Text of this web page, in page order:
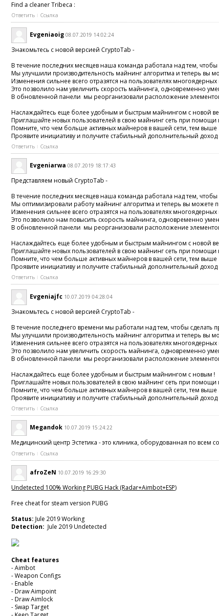
Find a cleaner Tribeca :
Ответить Ссылка
Evgeniaoig 08.07.2019 14:02:24
Знакомьтесь с новой версией CryptoTab -
В течение последних месяцев наша команда работала над тем,
Мы улучшили производительность майнинг алгоритма и теперь вы
Изменения сильнее всего отразятся на пользователях
Это позволило нам увеличить скорость майнинга, одновременно
В обновленной панели мы реорганизовали расположение
Наслаждайтесь еще более удобным и быстрым майнингом с новой
Приглашайте новых пользователей в свою майнинг сеть при
Помните, что чем больше активных майнеров в вашей сети, тем выше
Проявите инициативу и получите стабильный дополнительный
Ответить Ссылка
Evgeniarwa 08.07.2019 18:17:43
Представляем новый CryptoTab -
В течение последних месяцев наша команда работала над тем,
Мы оптимизировали работу майнинг алгоритма и теперь вы можете
Изменения сильнее всего отразятся на пользователях
Это позволило нам повысить скорость майнинга, одновременно
В обновленной панели мы реорганизовали расположение
Наслаждайтесь еще более удобным и быстрым майнингом с новой
Приглашайте новых пользователей в свою майнинг сеть при
Помните, что чем больше активных майнеров в вашей сети, тем выше
Проявите инициативу и получите стабильный дополнительный
Ответить Ссылка
Evgeniajfc 10.07.2019 04:28:04
Знакомьтесь с новой версией CryptoTab -
В течение последнего времени мы работали над тем, чтобы
Мы улучшили производительность майнинг алгоритма и теперь вы
Изменения сильнее всего отразятся на пользователях
Это позволило нам увеличить скорость майнинга, одновременно
В обновленной панели мы реорганизовали расположение
Наслаждайтесь еще более удобным и быстрым майнингом с новым !
Приглашайте новых пользователей в свою майнинг сеть при
Помните, что чем больше активных майнеров в вашей сети, тем выше
Проявите инициативу и получите стабильный дополнительный
Ответить Ссылка
Megandok 10.07.2019 15:24:22
Медицинский центр Эстетика - это клиника, оборудованная по
Ответить Ссылка
afroZeN 10.07.2019 16:29:30
Undetected 100% Working PUBG Hack (Radar+Aimbot+ESP)
Free cheat for steam version PUBG
Status: Jule 2019 Working
Detection: Jule 2019 Undetected
Cheat features
- Aimbot
- Weapon Configs
- Enable
- Draw Aimpoint
- Draw Aimlock
- Swap Target